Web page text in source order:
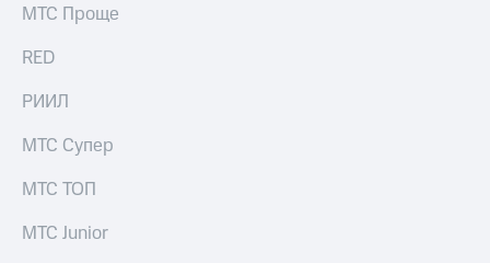
МТС Проще
RED
РИИЛ
МТС Супер
МТС ТОП
МТС Junior